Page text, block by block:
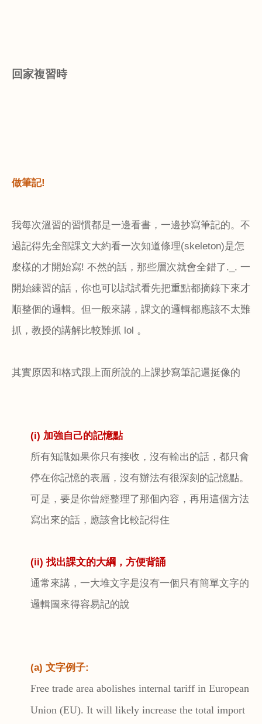
回家複習時
做筆記!
我每次溫習的習慣都是一邊看書，一邊抄寫筆記的。不
過記得先全部課文大約看一次知道條理(skeleton)是怎
麼樣的才開始寫! 不然的話，那些層次就會全錯了._. 一
開始練習的話，你也可以試試看先把重點都摘錄下來才
順整個的邏輯。但一般來講，課文的邏輯都應該不太難
抓，教授的講解比較難抓 lol 。
其實原因和格式跟上面所說的上課抄寫筆記還挺像的
(i) 加強自己的記憶點
所有知識如果你只有接收，沒有輸出的話，都只會
停在你記憶的表層，沒有辦法有很深刻的記憶點。
可是，要是你曾經整理了那個內容，再用這個方法
寫出來的話，應該會比較記得住
(ii) 找出課文的大綱，方便背誦
通常來講，一大堆文字是沒有一個只有簡單文字的
邏輯圖來得容易記的說
(a) 文字例子:
Free trade area abolishes internal tariff in European
Union (EU). It will likely increase the total import